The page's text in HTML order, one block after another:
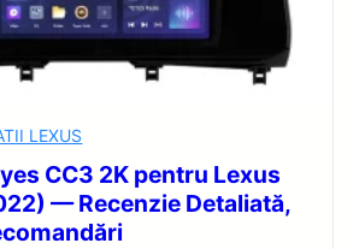
LEXUS
CC3 2K pentru Lexus
— Recenzie Detaliată,